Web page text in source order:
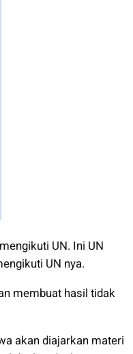
UN. Ini UN
UN nya.
membuat hasil tidak
akan diajarkan materi